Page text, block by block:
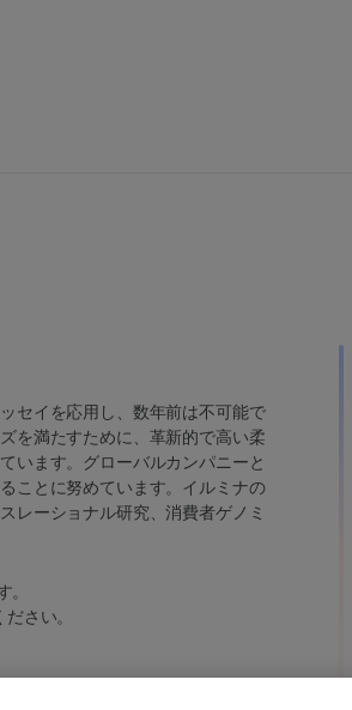
セイを応用し、数年前は不可能で
を満たすために、革新的で高い柔
います。グローバルカンパニーと
ことに努めています。イルミナの
レーショナル研究、消費者ゲノミ
さい。